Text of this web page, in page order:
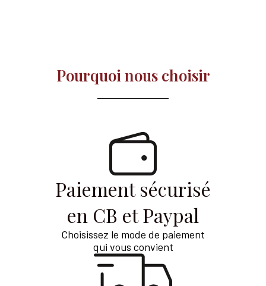
Pourquoi nous choisir​
Paiement sécurisé
en CB et Paypal
Choisissez le mode de paiement
qui vous convient